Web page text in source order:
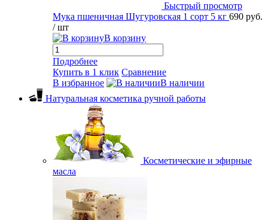
Быстрый просмотр
Мука пшеничная Шугуровская 1 сорт 5 кг 690 руб.
/ шт
В корзину
Подробнее
Купить в 1 клик Сравнение
В избранное
В наличии
Натуральная косметика ручной работы
Косметические и эфирные
масла